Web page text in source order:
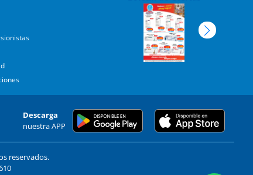
Descarga
nuestra APP
reservados.